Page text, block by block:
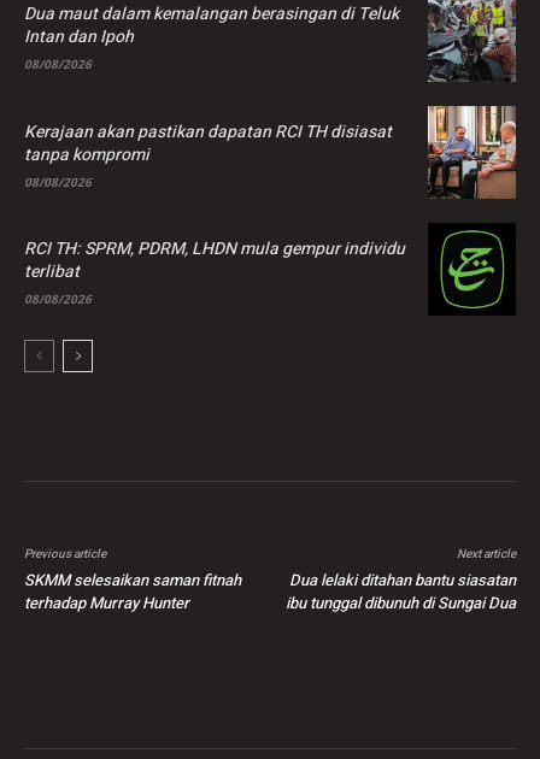
Dua maut dalam kemalangan berasingan di Teluk
Intan dan Ipoh
08/08/2026
Kerajaan akan pastikan dapatan RCI TH disiasat
tanpa kompromi
08/08/2026
RCI TH: SPRM, PDRM, LHDN mula gempur individu
terlibat
08/08/2026
Previous article
SKMM selesaikan saman fitnah
terhadap Murray Hunter
Next article
Dua lelaki ditahan bantu siasatan
ibu tunggal dibunuh di Sungai Dua